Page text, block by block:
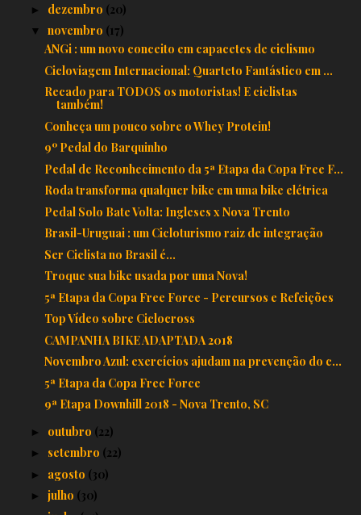
► dezembro (20)
▼ novembro (17)
ANGi : um novo conceito em capacetes de ciclismo
Cicloviagem Internacional: Quarteto Fantástico em ...
Recado para TODOS os motoristas! E ciclistas
também!
Conheça um pouco sobre o Whey Protein!
9º Pedal do Barquinho
Pedal de Reconhecimento da 5ª Etapa da Copa Free F...
Roda transforma qualquer bike em uma bike elétrica
Pedal Solo Bate Volta: Ingleses x Nova Trento
Brasil-Uruguai : um Cicloturismo raiz de integração
Ser Ciclista no Brasil é...
Troque sua bike usada por uma Nova!
5ª Etapa da Copa Free Force - Percursos e Refeições
Top Vídeo sobre Ciclocross
CAMPANHA BIKE ADAPTADA 2018
Novembro Azul: exercícios ajudam na prevenção do c...
5ª Etapa da Copa Free Force
9ª Etapa Downhill 2018 - Nova Trento, SC
► outubro (22)
► setembro (22)
► agosto (30)
► julho (30)